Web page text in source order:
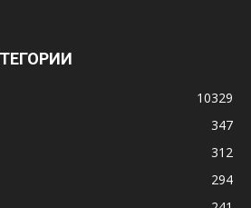
10329
347
312
294